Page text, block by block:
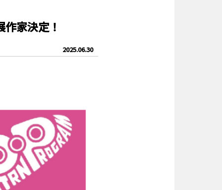
家決定！
2025.06.30